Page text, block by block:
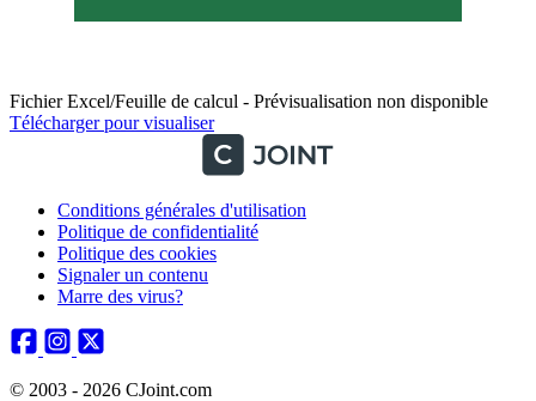
Fichier Excel/Feuille de calcul - Prévisualisation non disponible
Télécharger pour visualiser
Conditions générales d'utilisation
Politique de confidentialité
Politique des cookies
Signaler un contenu
Marre des virus?
© 2003 - 2026 CJoint.com